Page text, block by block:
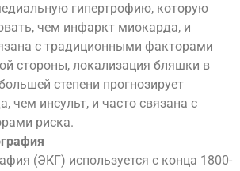
гипертрофию, которую
чем инфаркт миокарда, и
с традиционными факторами
стороны, локализация бляшки в
степени прогнозирует
чем инсульт, и часто связана с
риска.
(ЭКГ) используется с конца 1800-